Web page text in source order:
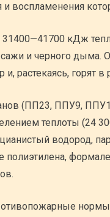
воспламенения
кДж
и черного дыма.
растекаясь, горят
(ПП23, ППУ9,
теплоты (24
водород,
полиэтилена,
нормы